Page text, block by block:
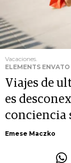
Vacaciones.
ELEMENTS ENVATO
Viajes de
es
conciencia
Emese Maczko